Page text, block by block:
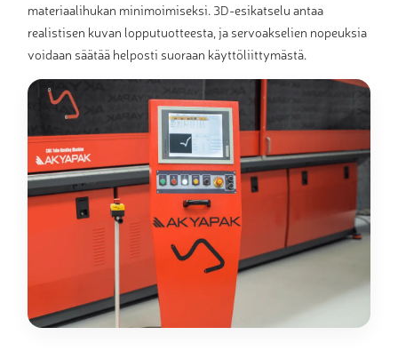
materiaalihukan minimoimiseksi. 3D-esikatselu antaa
realistisen kuvan lopputuotteesta, ja servoakselien nopeuksia
voidaan säätää helposti suoraan käyttöliittymästä.